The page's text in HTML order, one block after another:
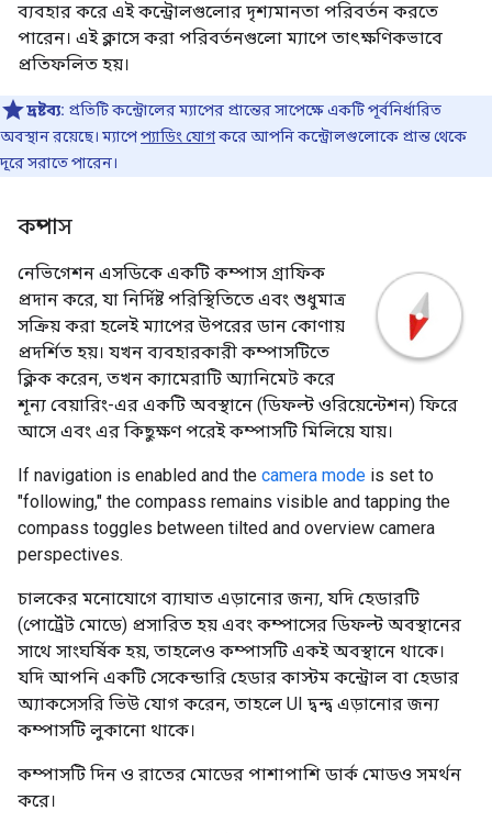
ব্যবহার করে এই কন্ট্রোলগুলোর দৃশ্যমানতা পরিবর্তন করতে
পারেন। এই ক্লাসে করা পরিবর্তনগুলো ম্যাপে তাৎক্ষণিকভাবে
প্রতিফলিত হয়।
দ্রষ্টব্য: প্রতিটি কন্ট্রোলের ম্যাপের প্রান্তের সাপেক্ষে একটি পূর্বনির্ধারিত
অবস্থান রয়েছে। ম্যাপেপ্যাডিং যোগকরে আপনি কন্ট্রোলগুলোকে প্রান্ত থেকে
দূরে সরাতে পারেন।
কম্পাস
নেভিগেশন এসডিকে একটি কম্পাস গ্রাফিক
প্রদান করে, যা নির্দিষ্ট পরিস্থিতিতে এবং শুধুমাত্র
সক্রিয় করা হলেই ম্যাপের উপরের ডান কোণায়
প্রদর্শিত হয়। যখন ব্যবহারকারী কম্পাসটিতে
ক্লিক করেন, তখন ক্যামেরাটি অ্যানিমেট করে
শূন্য বেয়ারিং-এর একটি অবস্থানে (ডিফল্ট ওরিয়েন্টেশন) ফিরে
আসে এবং এর কিছুক্ষণ পরেই কম্পাসটি মিলিয়ে যায়।
If navigation is enabled and the camera mode is set to
"following," the compass remains visible and tapping the
compass toggles between tilted and overview camera
perspectives.
চালকের মনোযোগে ব্যাঘাত এড়ানোর জন্য, যদি হেডারটি
(পোর্ট্রেট মোডে) প্রসারিত হয় এবং কম্পাসের ডিফল্ট অবস্থানের
সাথে সাংঘর্ষিক হয়, তাহলেও কম্পাসটি একই অবস্থানে থাকে।
যদি আপনি একটি সেকেন্ডারি হেডার কাস্টম কন্ট্রোল বা হেডার
অ্যাকসেসরি ভিউ যোগ করেন, তাহলে UI দ্বন্দ্ব এড়ানোর জন্য
কম্পাসটি লুকানো থাকে।
কম্পাসটি দিন ও রাতের মোডের পাশাপাশি ডার্ক মোডও সমর্থন
করে।